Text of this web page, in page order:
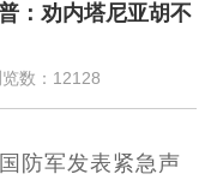
：劝内塔尼亚胡不
数：12128
防军发表紧急声